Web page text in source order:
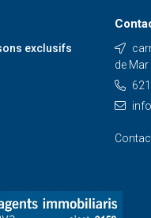
exclusifs
de